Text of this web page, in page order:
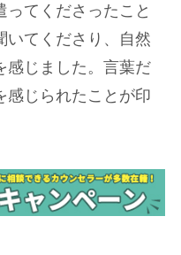
ってくださったこと
いてくださり、自然
感じました。言葉だ
感じられたことが印